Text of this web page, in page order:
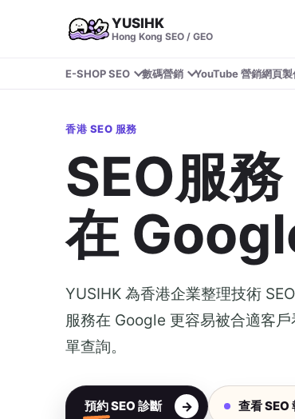
YUSIHK
Hong Kong SEO / GEO
E-SHOP SEO 數碼營銷 YouTube 營銷網頁製
香港 SEO 服務
SEO服
在
YUSIHK 為香港企業整理技術
服務在 Google 更容易被合適客
單查詢。
預約 SEO 診斷 查看 SEO